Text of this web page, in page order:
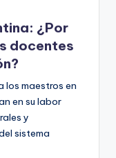
¿Por
docentes
los maestros en
en su labor
y
sistema